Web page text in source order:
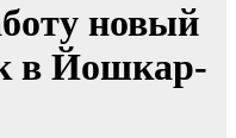
новый
в Йошкар-